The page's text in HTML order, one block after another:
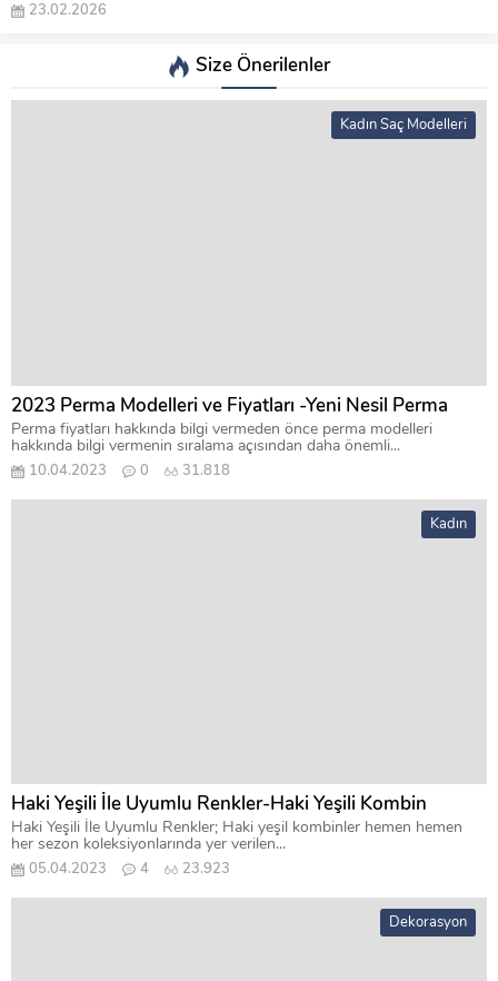
23.02.2026
Size Önerilenler
Kadın Saç Modelleri
2023 Perma Modelleri ve Fiyatları -Yeni Nesil Perma
Perma fiyatları hakkında bilgi vermeden önce perma modelleri
hakkında bilgi vermenin sıralama açısından daha önemli...
10.04.2023 0 31.818
Kadın
Haki Yeşili İle Uyumlu Renkler-Haki Yeşili Kombin
Haki Yeşili İle Uyumlu Renkler; Haki yeşil kombinler hemen hemen
her sezon koleksiyonlarında yer verilen...
05.04.2023 4 23.923
Dekorasyon